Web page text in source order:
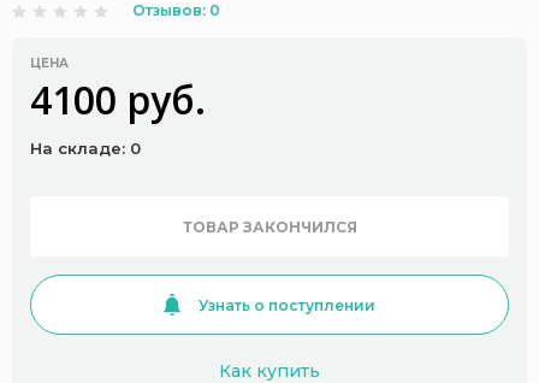
Отзывов: 0
ЦЕНА
4100 руб.
На складе: 0
ТОВАР ЗАКОНЧИЛСЯ
Узнать о поступлении
Как купить